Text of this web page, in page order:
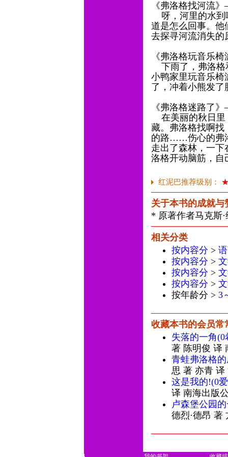
《弗洛格找河流
呀，河里的水到
道是怎么回事。他
去探寻河流消失
《弗洛格玩音乐
下雨了，弗洛格
小鸭家里玩音乐椅
了，冲着小熊发
《弗洛格迷路了
在美丽的秋日里
藏。弗洛格找啊找
的路……伤心的弗
走出了森林，一
洛格开动脑筋，
红泥巴推荐级别：
关于本书的成就与
* 原著作者马克斯
相关分类
按内容分 >
按内容分 >
按内容分 >
按内容分 >
按年龄分 > 3
收藏本书的会员常
失落的一角
著 陈明俊 译
青蛙弗洛格
思 著 亦青 译
这是我的!(0
译 南海出版
卢森堡公园
德烈·德昂 著